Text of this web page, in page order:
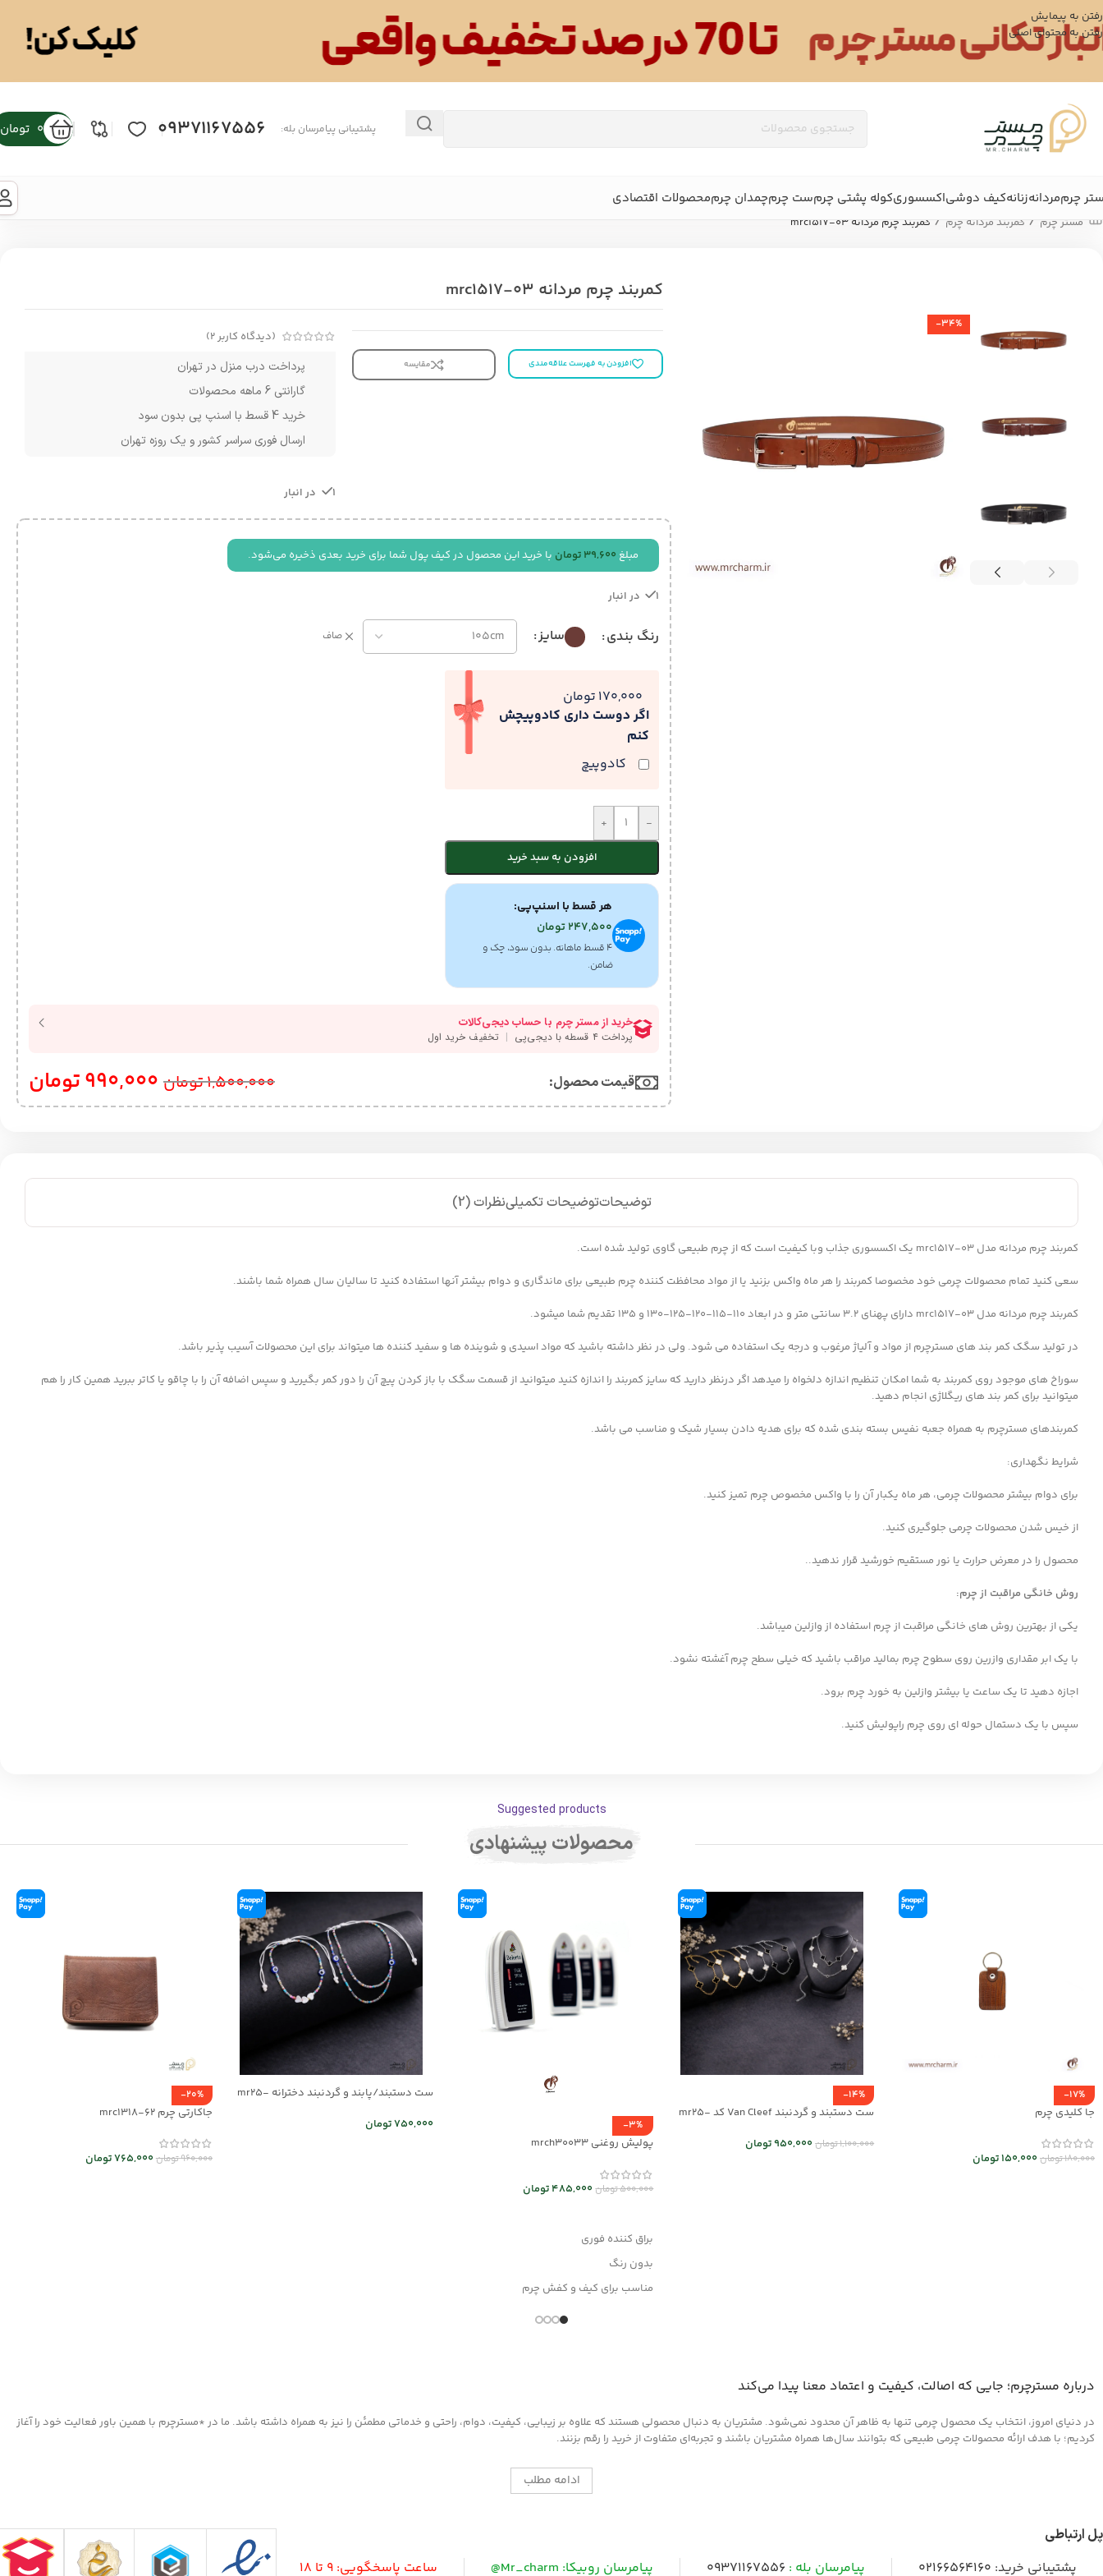
رفتن به پیمایش
رفتن به محتوای اصلی
پشتیبانی پیامرسان بله: 09371167556
0 تومان
چرممردانهزنانهکیف دوشیاکسسوریکوله پشتی چرمست چرمچمدان چرممحصولات اقتصادی
مستر چرم / کمربند مردانه چرم / کمربند چرم مردانه mrc1517-03
-34%
کمربند چرم مردانه mrc1517-03
افزودن به فهرست علاقه‌مندی مقایسه
(دیدگاه کاربر2
)
پرداخت درب منزل در تهران
گارانتی 6 ماهه محصولات
خرید 4 قسط با اسنپ پی بدون سود
ارسال فوری سراسر کشور و یک روزه تهران
1 در انبار
مبلغ 39,600 تومان با خرید این محصول در کیف پول شما برای خرید بعدی ذخیره می‌شود.
1 در انبار
رنگ بندی سایز صاف
اگر دوست داری کادوپیچش
کنم
کادوپیچ
170,000 تومان
-
+
افزودن به سبد خرید
هر قسط با اسنپ‌پی:
247,500تومان
۴ قسط ماهانه. بدون سود، چک و
ضامن.
قیمت محصول:​ 1,500,000تومان 990,000تومان
توضیحاتتوضیحات تکمیلینظرات (2)
کمربند چرم مردانه مدل mrc1517-03 یک اکسسوری جذاب وبا کیفیت است که از چرم طبیعی گاوی تولید شده است.
سعی کنید تمام محصولات چرمی خود مخصوصا کمربند را هر ماه واکس بزنید یا از مواد محافظت کننده چرم طبیعی برای ماندگاری و دوام بیشتر آنها استفاده کنید تا سالیان سال همراه شما باشند.
کمربند چرم مردانه مدل mrc1517-03 دارای پهنای 3.2 سانتی متر و در ابعاد 110-115-120-125-130 و 135 تقدیم شما میشود.
در تولید سگک کمر بند های مسترچرم از مواد و آلیاژ مرغوب و درجه یک استفاده می شود. ولی در نظر داشته باشید که مواد اسیدی و شوینده ها و سفید کننده ها میتواند برای این محصولات آسیب پذیر باشد.
سوراخ های موجود روی کمربند به شما امکان تنظیم اندازه دلخواه را میدهد اگر درنظر دارید که سایز کمربند را اندازه کنید میتوانید از قسمت سگک با باز کردن پیچ آن را دور کمر بگیرید و سپس اضافه آن را با چاقو یا کاتر ببرید همین کار را هم
میتوانید برای کمر بند های ریگلاژی انجام دهید.
کمربندهای مسترچرم به همراه جعبه نفیس بسته بندی شده که برای هدیه دادن بسیار شیک و مناسب می باشد.
شرایط نگهداری:
برای دوام بیشتر محصولات چرمی، هر ماه یکبار آن را با واکس مخصوص چرم تمیز کنید.
از خیس شدن محصولات چرمی جلوگیری کنید.
محصول را در معرض حرارت یا نور مستقیم خورشید قرار ندهید..
روش خانگی مراقبت از چرم:
یکی از بهترین روش های خانگی مراقبت از چرم استفاده از وازلین میباشد.
با یک ابر مقداری وازرین روی سطوح چرم بمالید مراقب باشید که خیلی سطح چرم آغشته نشود.
اجازه دهید تا یک ساعت یا بیشتر وازلین به خورد چرم برود.
سپس با یک دستمال حوله ای روی چرم راپولیش کنید.
Suggested products
محصولات پیشنهادی
-17%
جا کلیدی چرم
180,000تومان150,000تومان
-14%
ست دستبند و گردنبند Van Cleef کد mr25-
1,100,000تومان950,000تومان
-3%
پولیش روغنی mrch30033
500,000تومان485,000تومان
براق کننده فوری
بدون رنگ
مناسب برای کیف و کفش چرم
وانواع محصولات چرم مصنوعی
ست دستبند/پابند و گردنبند دخترانه mr25-
750,000تومان
-20%
جاکارتی چرم mrc1318-62
960,000تومان765,000تومان
درباره مسترچرم؛ جایی که اصالت، کیفیت و اعتماد معنا پیدا می‌کند
در دنیای امروز، انتخاب یک محصول چرمی تنها به ظاهر آن محدود نمی‌شود. مشتریان به دنبال محصولی هستند که علاوه بر زیبایی، کیفیت، دوام، راحتی و خدماتی مطمئن را نیز به همراه داشته باشد. ما در *مسترچرم با همین باور فعالیت خود را آغاز
کردیم؛ با هدف ارائه محصولات چرمی طبیعی که بتوانند سال‌ها همراه مشتریان باشند و تجربه‌ای متفاوت از خرید را رقم بزنند.
ادامه مطلب
پل ارتباطی
پشتیبانی خرید: 02166564160 پیامرسان بله : 09371167556 پیامرسان روبیکا: Mr_charm@ ساعت پاسخگویی: 9 تا 18